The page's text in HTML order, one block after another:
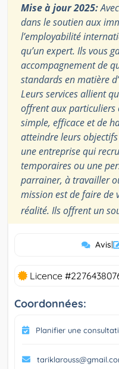
Mise à jour 2025:
dans le soutien aux
l’employabilité
qu’un expert. Ils vous
accompagnement de
standards en matière
Leurs services allient
offrent aux particuliers
simple, efficace et de
atteindre leurs objectifs
une entreprise qui
temporaires ou une
parrainer, à travailler
mission est de faire de
réalité. Ils offrent un
Avis|
Licence
Coordonnées:
Planifier une